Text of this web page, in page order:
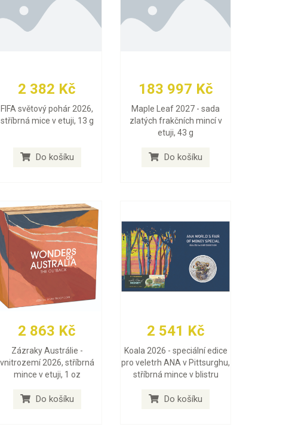
2 382 Kč
FIFA světový pohár 2026,
stříbrná mice v etuji, 13 g
Do košíku
183 997 Kč
Maple Leaf 2027 - sada
zlatých frakčních mincí v
etuji, 43 g
Do košíku
2 863 Kč
Zázraky Austrálie -
vnitrozemí 2026, stříbrná
mince v etuji, 1 oz
Do košíku
2 541 Kč
Koala 2026 - speciální edice
pro veletrh ANA v Pittsurghu,
stříbrná mince v blistru
Do košíku